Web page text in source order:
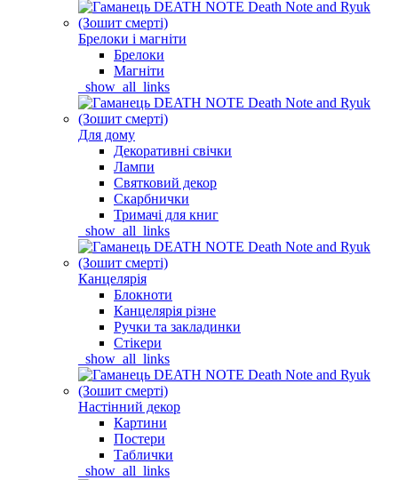
Брелоки і магніти
Брелоки
Магніти
_show_all_links
Для дому
Декоративні свічки
Лампи
Святковий декор
Скарбнички
Тримачі для книг
_show_all_links
Канцелярія
Блокноти
Канцелярія різне
Ручки та закладинки
Стікери
_show_all_links
Настінний декор
Картини
Постери
Таблички
_show_all_links